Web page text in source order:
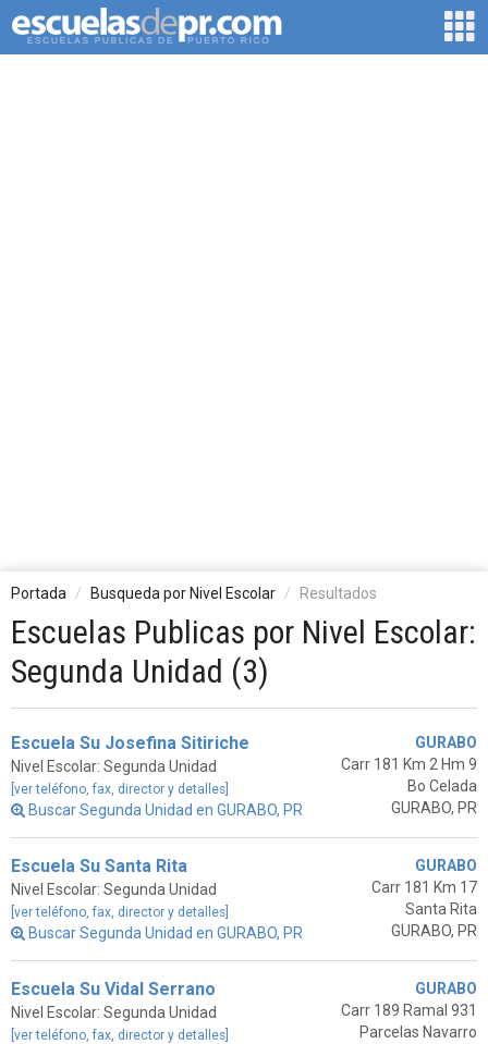
Portada Busqueda por Nivel Escolar Resultados
Escuelas Publicas por Nivel Escolar:
Segunda Unidad (3)
Escuela Su Josefina Sitiriche
Nivel Escolar: Segunda Unidad
[ver teléfono, fax, director y detalles]
Buscar Segunda Unidad en GURABO, PR
GURABO
Carr 181 Km 2 Hm 9
Bo Celada
GURABO, PR
Escuela Su Santa Rita
Nivel Escolar: Segunda Unidad
[ver teléfono, fax, director y detalles]
Buscar Segunda Unidad en GURABO, PR
GURABO
Carr 181 Km 17
Santa Rita
GURABO, PR
Escuela Su Vidal Serrano
Nivel Escolar: Segunda Unidad
[ver teléfono, fax, director y detalles]
GURABO
Carr 189 Ramal 931
Parcelas Navarro